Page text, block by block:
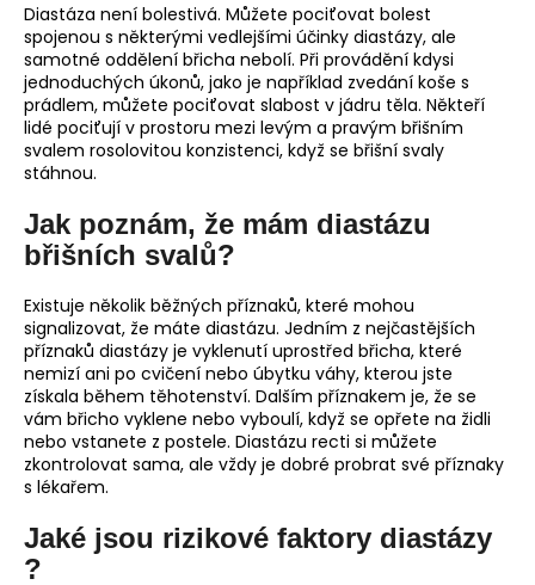
Diastáza není bolestivá. Můžete pociťovat bolest
spojenou s některými vedlejšími účinky diastázy, ale
samotné oddělení břicha nebolí. Při provádění kdysi
jednoduchých úkonů, jako je například zvedání koše s
prádlem, můžete pociťovat slabost v jádru těla. Někteří
lidé pociťují v prostoru mezi levým a pravým břišním
svalem rosolovitou konzistenci, když se břišní svaly
stáhnou.
Jak poznám, že mám diastázu
břišních svalů?
Existuje několik běžných příznaků, které mohou
signalizovat, že máte diastázu. Jedním z nejčastějších
příznaků diastázy je vyklenutí uprostřed břicha, které
nemizí ani po cvičení nebo úbytku váhy, kterou jste
získala během těhotenství. Dalším příznakem je, že se
vám břicho vyklene nebo vyboulí, když se opřete na židli
nebo vstanete z postele. Diastázu recti si můžete
zkontrolovat sama, ale vždy je dobré probrat své příznaky
s lékařem.
Jaké jsou rizikové faktory diastázy
?